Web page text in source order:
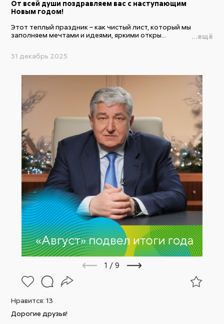
От всей души поздравляем вас с наступающим
Новым годом!
Этот теплый праздник – как чистый лист, который мы
заполняем мечтами и идеями, яркими откры...
...ещё
31 декабрь 2025
1 / 9
Нравится:13
Дорогие друзья!